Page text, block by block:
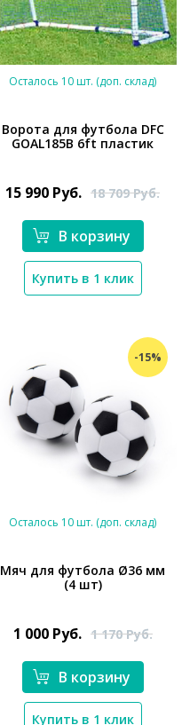
Осталось 10 шт. (доп. склад)
Ворота для футбола DFC
GOAL185B 6ft пластик
15 990 Руб. 18 709Руб.
В корзину
Купить в 1 клик
-15%
Осталось 10 шт. (доп. склад)
Мяч для футбола Ø36 мм
(4 шт)
1 000 Руб. 1 170Руб.
В корзину
Купить в 1 клик